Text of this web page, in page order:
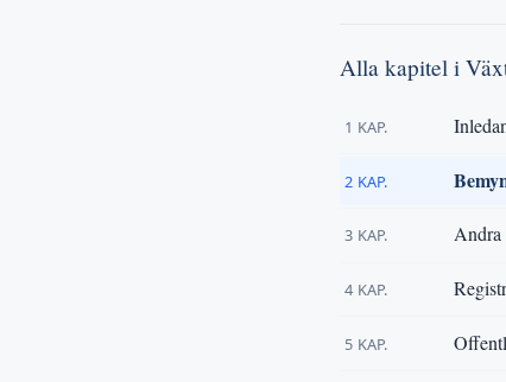
Alla kapitel i
1 KAP.
2 KAP.
3 KAP. Andra
4 KAP.
5 KAP.